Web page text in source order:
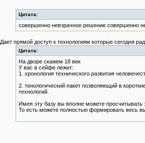
Цитата:
совершенно невзрачное решение совершенно
Дает прямой доступ к технологиям которые сегодня
Цитата:
На дворе скажем 18 век
У вас в сейфе лежит:
1. хронология технического развития
2. тенологический пакет позволяющий в
технологий.
Имея эту базу вы вполне можете просчитывать
То есть можете полностью формировать весь